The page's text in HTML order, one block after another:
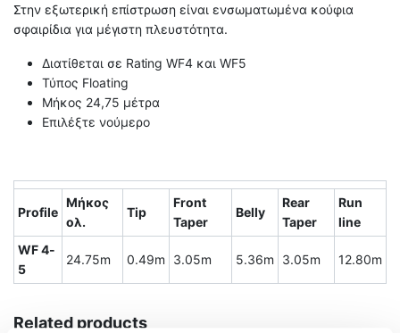
Στην εξωτερική επίστρωση είναι ενσωματωμένα κούφια
σφαιρίδια για μέγιστη πλευστότητα.
Διατίθεται σε Rating WF4 και WF5
Τύπος Floating
Μήκος 24,75 μέτρα
Επιλέξτε νούμερο
Profile
Μήκος
ολ.
Tip
Front
Taper
Belly
Rear
Taper
Run
line
WF 4-
5
24.75m 0.49m 3.05m 5.36m 3.05m 12.80m
Related products